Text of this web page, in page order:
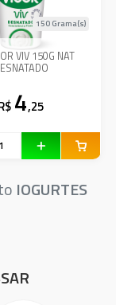
VIV 150G NAT
150 Grama(s)
4,25
IOGURTES